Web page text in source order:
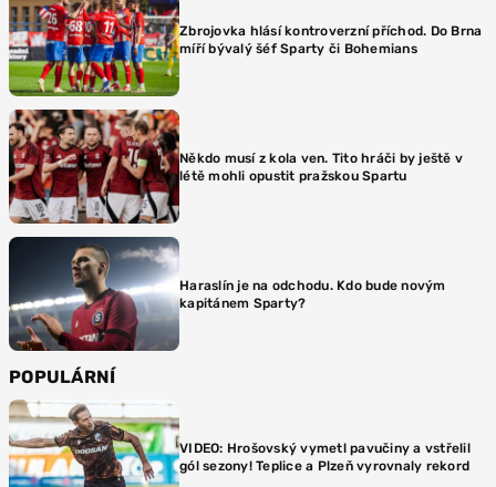
Zbrojovka hlásí kontroverzní příchod. Do Brna
míří bývalý šéf Sparty či Bohemians
Někdo musí z kola ven. Tito hráči by ještě v
létě mohli opustit pražskou Spartu
Haraslín je na odchodu. Kdo bude novým
kapitánem Sparty?
POPULÁRNÍ
VIDEO: Hrošovský vymetl pavučiny a vstřelil
gól sezony! Teplice a Plzeň vyrovnaly rekord